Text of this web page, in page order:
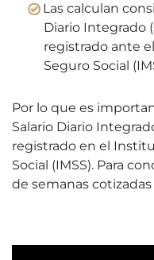
Las calculan
Diario Integrado
registrado ante
Seguro Social
Por lo que es
Salario Diario
registrado en el
Social (IMSS). Para
de semanas